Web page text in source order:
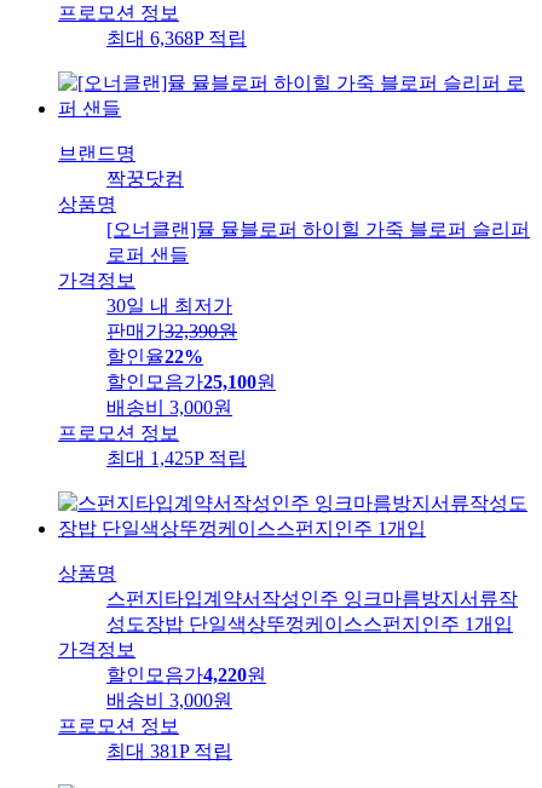
프로모션 정보
최대 6,368P 적립
브랜드명
짝꿍닷컴
상품명
[오너클랜]뮬 뮬블로퍼 하이힐 가죽 블로퍼 슬리퍼
로퍼 샌들
가격정보
30일 내 최저가
판매가32,390원
할인율22%
할인모음가25,100원
배송비
3,000원
프로모션 정보
최대 1,425P 적립
상품명
스펀지타입계약서작성인주 잉크마름방지서류작
성도장밥 단일색상뚜껑케이스스펀지인주 1개입
가격정보
할인모음가4,220원
배송비
3,000원
프로모션 정보
최대 381P 적립